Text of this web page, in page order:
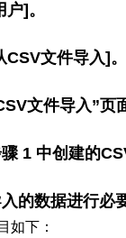
]。
CSV文件导入]。
文件导入”页
1 中创建的
的数据进行必
如下：